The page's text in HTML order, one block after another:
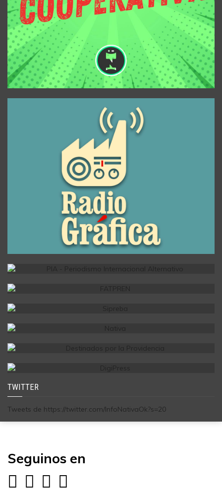
TWITTER
Tweets de https://twitter.com/InfoNativaOk?s=20
Seguinos en